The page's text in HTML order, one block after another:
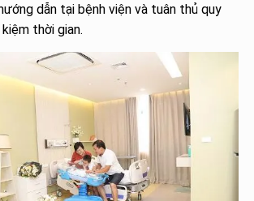
dẫn tại bệnh viện và tuân thủ quy
thời gian.